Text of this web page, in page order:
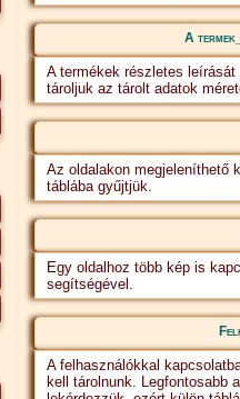
A
A termékek részletes leírását
tároljuk az tárolt adatok
Az oldalakon megjeleníthető
táblába gyűjtjük.
Egy oldalhoz több kép is
segítségével.
A felhasználókkal
kell tárolnunk. Legfontosabb